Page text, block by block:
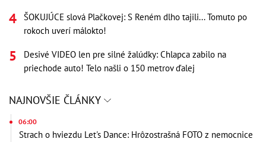
ŠOKUJÚCE slová Plačkovej: S Reném dlho tajili... Tomuto po
rokoch uverí málokto!
Desivé VIDEO len pre silné žalúdky: Chlapca zabilo na
priechode auto! Telo našli o 150 metrov ďalej
NAJNOVŠIE ČLÁNKY
06:00
Strach o hviezdu Let's Dance: Hrôzostrašná FOTO z nemocnice